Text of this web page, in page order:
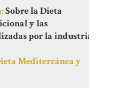
Sobre la Dieta
y las
por la industria
Mediterránea y